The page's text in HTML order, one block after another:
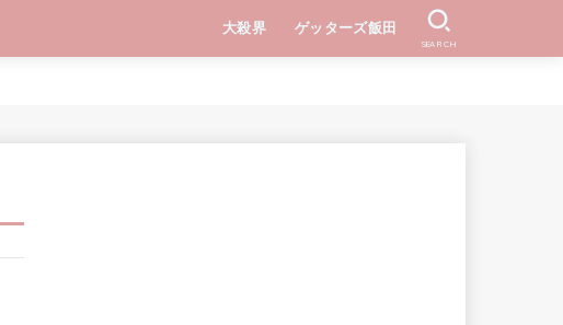
大殺界 ゲッターズ飯田
SEARCH